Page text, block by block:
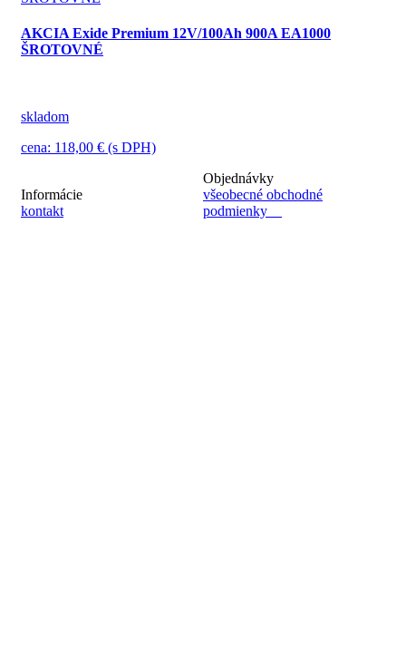
AKCIA Exide Premium 12V/100Ah 900A EA1000
ŠROTOVNÉ
skladom
cena: 118,00 € (s DPH)
Informácie
kontakt
Objednávky
všeobecné obchodné
podmienky